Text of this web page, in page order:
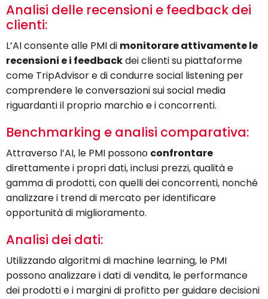
Analisi delle recensioni e feedback dei
clienti:
L’AI consente alle PMI di monitorare attivamente le
recensioni e i feedbackdei clienti su piattaforme
come TripAdvisor e di condurre social listening per
comprendere le conversazioni sui social media
riguardanti il proprio marchio e i concorrenti.
Benchmarking e analisi comparativa:
Attraverso l’AI, le PMI possono confrontare
direttamente i propri dati, inclusi prezzi, qualità e
gamma di prodotti, con quelli dei concorrenti, nonché
analizzare i trend di mercato per identificare
opportunità di miglioramento.
Analisi dei dati:
Utilizzando algoritmi di machine learning, le PMI
possono analizzare i dati di vendita, le performance
dei prodotti e i margini di profitto per guidare decisioni